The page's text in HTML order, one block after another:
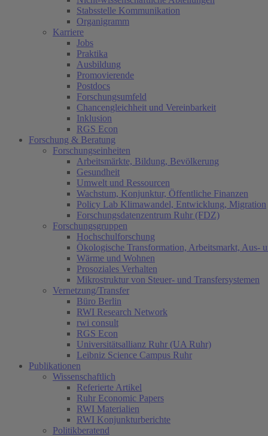
Stabsstelle Kommunikation
Organigramm
Karriere
Jobs
Praktika
Ausbildung
Promovierende
Postdocs
Forschungsumfeld
Chancengleichheit und Vereinbarkeit
Inklusion
RGS Econ
Forschung & Beratung
Forschungseinheiten
Arbeitsmärkte, Bildung, Bevölkerung
Gesundheit
Umwelt und Ressourcen
Wachstum, Konjunktur, Öffentliche Finanzen
Policy Lab Klimawandel, Entwicklung, Migration
Forschungsdatenzentrum Ruhr (FDZ)
Forschungsgruppen
Hochschulforschung
Ökologische Transformation, Arbeitsmarkt, Aus-
Wärme und Wohnen
Prosoziales Verhalten
Mikrostruktur von Steuer- und Transfersystemen
Vernetzung/Transfer
Büro Berlin
RWI Research Network
rwi consult
RGS Econ
Universitätsallianz Ruhr (UA Ruhr)
Leibniz Science Campus Ruhr
Publikationen
Wissenschaftlich
Referierte Artikel
Ruhr Economic Papers
RWI Materialien
RWI Konjunkturberichte
Politikberatend